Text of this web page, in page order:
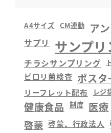
A4サイズ CM連動 ア
サプリ サンプリ
チラシサンプリング
ピロリ菌検査 ポスタ
リーフレット配布 レジ
健康食品 制度 医療
啓蒙 啓蒙、行政法人